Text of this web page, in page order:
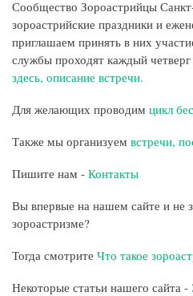
Сообщество Зороастрийцы
зороастрийские праздники и
приглашаем принять в них
службы проходят каждый четверг
здесь, описание встречи.
Для желающих проводим цикл
Также мы организуем встречи,
Пишите нам - Контакты
Вы впервые на нашем сайте и не
зороастризме?
Тогда смотрите Что такое
Некоторые статьи нашего сайта -